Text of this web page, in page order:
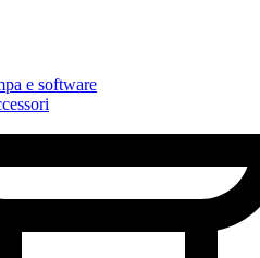
e software